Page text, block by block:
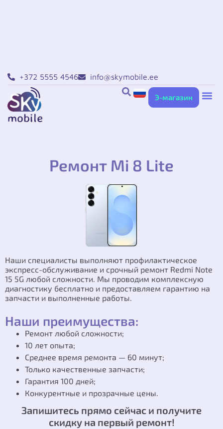
+372 5555 4546 info@skymobile.ee
Э-магазин
Ремонт Mi 8 Lite
Наши специалисты выполняют профилактическое
экспресс-обслуживание и срочный ремонт Redmi Note
15 5G любой сложности. Мы проводим комплексную
диагностику бесплатно и предоставляем гарантию на
запчасти и выполненные работы.
Наши преимущества:
Ремонт любой сложности;
10 лет опыта;
Среднее время ремонта — 60 минут;
Только качественные запчасти;
Гарантия 100 дней;
Конкурентные и прозрачные цены.
Запишитесь прямо сейчас и получите
скидку на первый ремонт!